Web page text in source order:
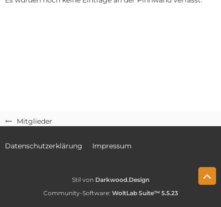
Mitglieder
Datenschutzerklärung Impressum
Stil von Darkwood.Design
Community-Software: WoltLab Suite™ 5.5.23